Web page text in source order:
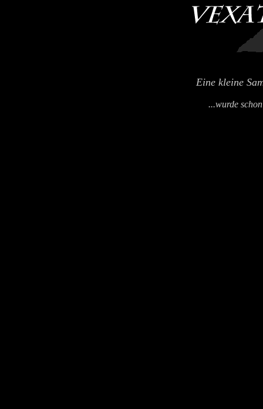
Eine kleine
...wurde